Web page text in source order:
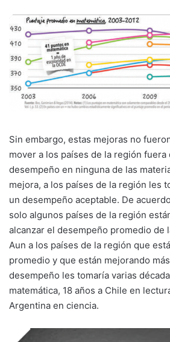
Sin embargo, estas mejoras no
mover a los países de la región
desempeño en ninguna de las
mejora, a los países de la región les
un desempeño aceptable. De
solo algunos países de la región
alcanzar el desempeño promedio de
Aun a los países de la región que
promedio y que están mejorando
desempeño les tomaría varias
matemática, 18 años a Chile en
Argentina en ciencia.